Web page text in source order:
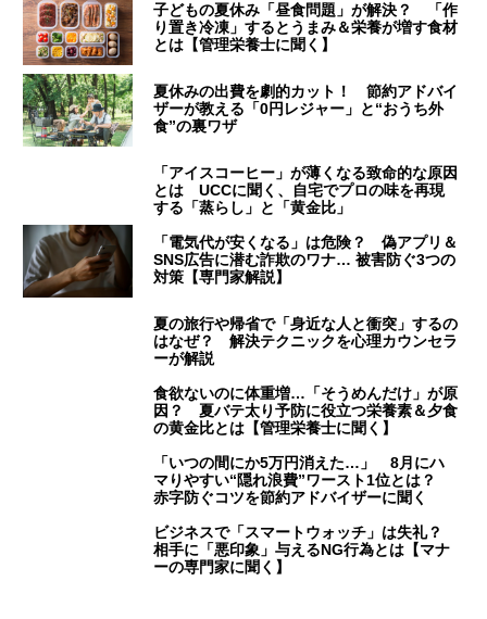
子どもの夏休み「昼食問題」が解決？ 「作
り置き冷凍」するとうまみ＆栄養が増す食材
とは【管理栄養士に聞く】
夏休みの出費を劇的カット！ 節約アドバイ
ザーが教える「0円レジャー」と“おうち外
食”の裏ワザ
「アイスコーヒー」が薄くなる致命的な原因
とは UCCに聞く、自宅でプロの味を再現
する「蒸らし」と「黄金比」
「電気代が安くなる」は危険？ 偽アプリ＆
SNS広告に潜む詐欺のワナ… 被害防ぐ3つの
対策【専門家解説】
夏の旅行や帰省で「身近な人と衝突」するの
はなぜ？ 解決テクニックを心理カウンセラ
ーが解説
食欲ないのに体重増…「そうめんだけ」が原
因？ 夏バテ太り予防に役立つ栄養素＆夕食
の黄金比とは【管理栄養士に聞く】
「いつの間にか5万円消えた…」 8月にハ
マりやすい“隠れ浪費”ワースト1位とは？
赤字防ぐコツを節約アドバイザーに聞く
ビジネスで「スマートウォッチ」は失礼？
相手に「悪印象」与えるNG行為とは【マナ
ーの専門家に聞く】